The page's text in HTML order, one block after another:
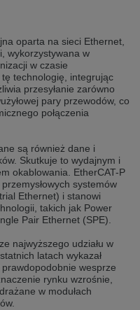
this version
Sprache als die derzeit
auf Deutsch verfügbar.
Auf dieser Version bleiben
another language than the
Czech. Would you like to
this version
jaký je momentálně používán.
v této verzi
právě používaný jazyk. Tato
si přejít na německou verzi?
oparta na sieci Ethernet,
wykorzystywana w
w czasie
technologię, integrując
przesyłanie zarówno
pary przewodów, co
połączenia
są również dane i
Skutkuje to wydajnym i
okablowania. EtherCAT-P
systemów
Ethernet) i stanowi
takich jak Power
Pair Ethernet (SPE).
najwyższego udziału w
latach wykazał
wesprze
rynku wzrośnie,
w modułach